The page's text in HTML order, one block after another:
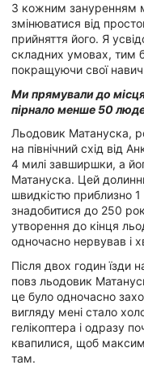
З кожним зануренням
змінюватися від
прийняття його. Я
складних умовах, тим
покращуючи свої
Ми прямували до
пірнало менше 50
Льодовик Матануска,
на північний схід від
4 милі завширшки, а
Матануска. Цей
швидкістю приблизно
знадобитися до 250
утворення до кінця
одночасно нервував і
Після двох годин їзди
повз льодовик
це було одночасно
вигляду мені стало
гелікоптера і одразу
квапилися, щоб
там.